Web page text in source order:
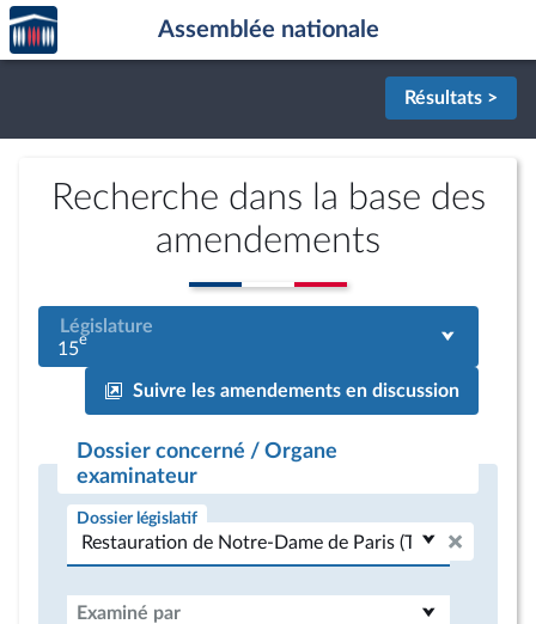
Aller au contenu
Aller en bas de la page
Accèder
à la
page
Assemblée nationale
Résultats >
Recherche dans la base des
amendements
Législature
15e
Suivre les amendements en discussion
Dossier concerné / Organe
examinateur
Dossier législatif
Examiné par